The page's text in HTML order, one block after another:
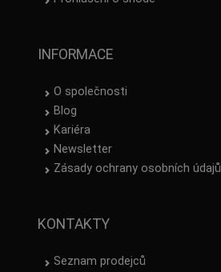
INFORMACE
O společnosti
Blog
Kariéra
Newsletter
Zásady ochrany osobních údajů
KONTAKTY
Seznam prodejců